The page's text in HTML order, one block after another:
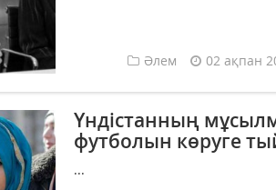
Әлем 02 ақпан
Үндістанның
футболын көруге
...